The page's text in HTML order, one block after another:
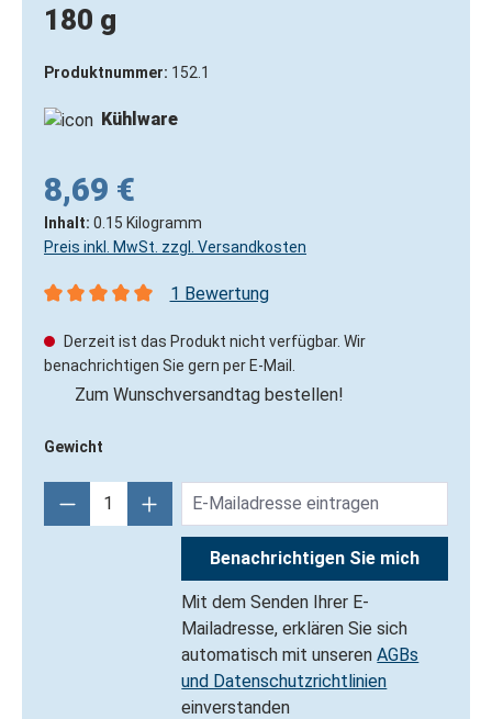
180 g
Produktnummer: 152.1
Kühlware
8,69 €
Inhalt: 0.15 Kilogramm
Preis inkl. MwSt. zzgl. Versandkosten
1 Bewertung
Derzeit ist das Produkt nicht verfügbar. Wir
benachrichtigen Sie gern per E-Mail.
Zum Wunschversandtag bestellen!
Gewicht
Benachrichtigen Sie mich
Mit dem Senden Ihrer E-
Mailadresse, erklären Sie sich
automatisch mit unserenAGBs
und Datenschutzrichtlinien
einverstanden